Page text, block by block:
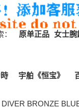
原单正品 女士腕
宇舶《恒宝》
BRONZE